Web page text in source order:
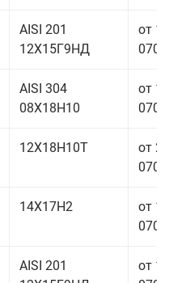
AISI 201
12Х15Г9НД
от
AISI 304
08Х18Н10
от
12Х18Н10Т
от
14Х17Н2
от
AISI 201
от